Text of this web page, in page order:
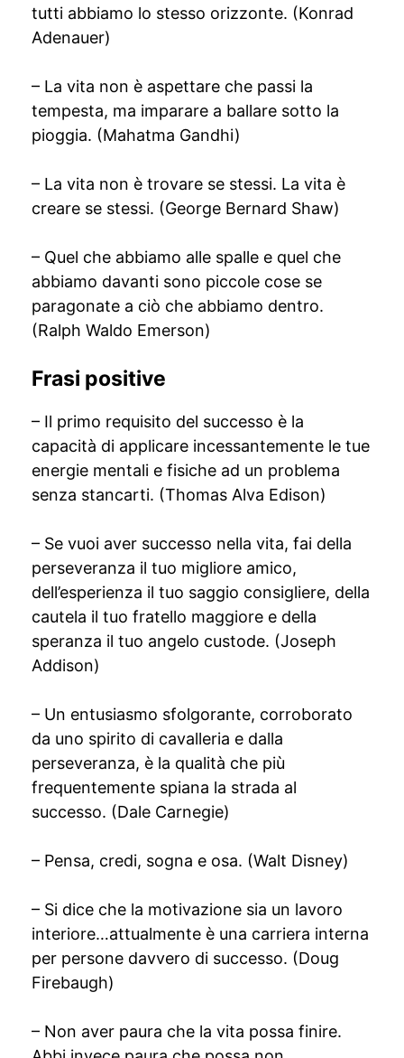
tutti abbiamo lo stesso orizzonte. (Konrad
Adenauer)
– La vita non è aspettare che passi la
tempesta, ma imparare a ballare sotto la
pioggia. (Mahatma Gandhi)
– La vita non è trovare se stessi. La vita è
creare se stessi. (George Bernard Shaw)
– Quel che abbiamo alle spalle e quel che
abbiamo davanti sono piccole cose se
paragonate a ciò che abbiamo dentro.
(Ralph Waldo Emerson)
Frasi positive
– Il primo requisito del successo è la
capacità di applicare incessantemente le tue
energie mentali e fisiche ad un problema
senza stancarti. (Thomas Alva Edison)
– Se vuoi aver successo nella vita, fai della
perseveranza il tuo migliore amico,
dell’esperienza il tuo saggio consigliere, della
cautela il tuo fratello maggiore e della
speranza il tuo angelo custode. (Joseph
Addison)
– Un entusiasmo sfolgorante, corroborato
da uno spirito di cavalleria e dalla
perseveranza, è la qualità che più
frequentemente spiana la strada al
successo. (Dale Carnegie)
– Pensa, credi, sogna e osa. (Walt Disney)
– Si dice che la motivazione sia un lavoro
interiore…attualmente è una carriera interna
per persone davvero di successo. (Doug
Firebaugh)
– Non aver paura che la vita possa finire.